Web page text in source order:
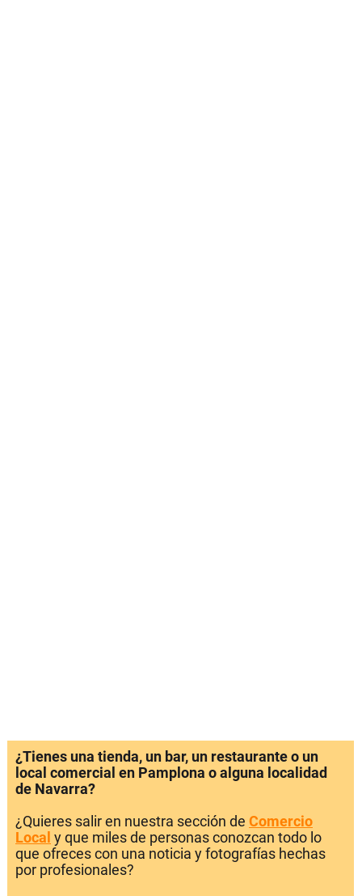
¿Tienes una tienda, un bar, un restaurante o un
local comercial en Pamplona o alguna localidad
de Navarra?
¿Quieres salir en nuestra sección de Comercio
Local y que miles de personas conozcan todo lo
que ofreces con una noticia y fotografías hechas
por profesionales?